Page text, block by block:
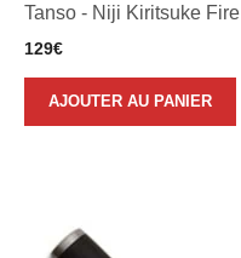
Tanso - Niji Kiritsuke Fire
129€
AJOUTER AU PANIER